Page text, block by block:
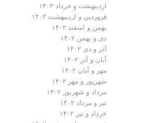
اردیبهشت و خرداد ۱۴۰۳
فروردین و اردیبهشت ۱۴۰۳
بهمن و اسفند ۱۴۰۲
دی و بهمن ۱۴۰۲
آذر و دی ۱۴۰۲
آبان و آذر ۱۴۰۲
مهر و آبان ۱۴۰۲
شهریور و مهر ۱۴۰۲
مرداد و شهریور ۱۴۰۲
تیر و مرداد ۱۴۰۲
خرداد و تیر ۱۴۰۲